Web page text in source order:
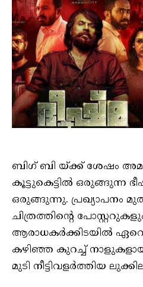
ബിഗ് ബി യ്ക്ക് ശേഷം അമൽ
കൂട്ടുകെട്ടിൽ ഒരുങ്ങുന്ന
ഒരുങ്ങുന്നു. പ്രഖ്യാപനം
ചിത്രത്തിന്റെ
ആരാധകർക്കിടയിൽ ഏറെ
കഴിഞ്ഞ കുറച്ച്
മുടി നീട്ടിവളർത്തിയ